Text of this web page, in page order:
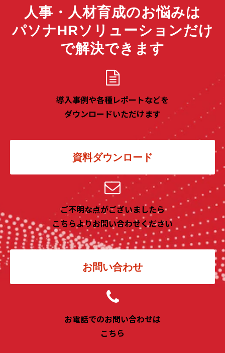
人事・人材育成のお悩みは
パソナHRソリューションだけ
で解決できます
導入事例や各種レポートなどを
ダウンロードいただけます
資料ダウンロード
ご不明な点がございましたら
こちらよりお問い合わせください
お問い合わせ
お電話でのお問い合わせは
こちら